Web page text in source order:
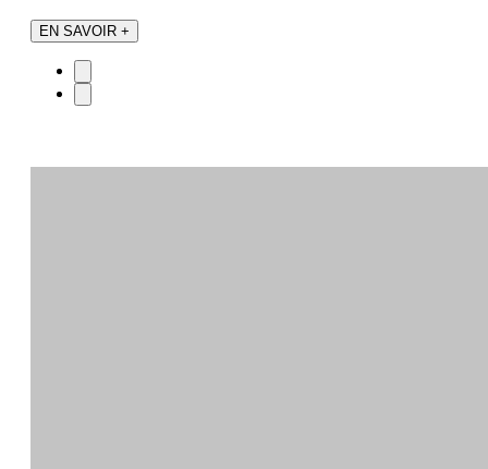
EN SAVOIR +